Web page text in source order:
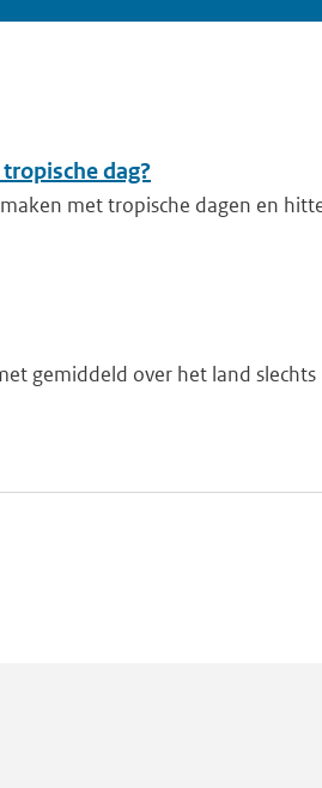
dag?
met tropische dagen en
gemiddeld over het land slechts